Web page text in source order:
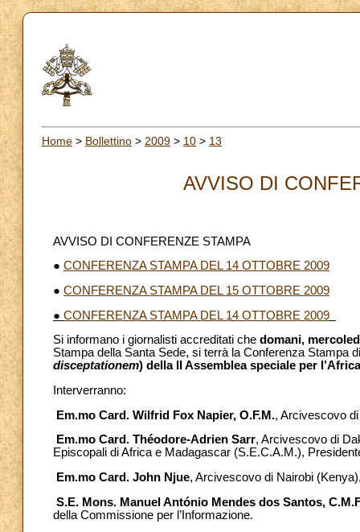
Home > Bollettino > 2009 > 10 > 13
AVVISO DI
AVVISO DI CONFERENZE STAMPA
● CONFERENZA STAMPA DEL 14 OTTOBRE 2009
● CONFERENZA STAMPA DEL 15 OTTOBRE 2009
● CONFERENZA STAMPA DEL 14 OTTOBRE 2009
Si informano i giornalisti accreditati che domani,
Stampa della Santa Sede, si terrà la Conferenza Stampa
disceptationem) della II Assemblea speciale per
Interverranno:
Em.mo Card. Wilfrid Fox Napier, O.F.M., Arcivescovo
Em.mo Card. Théodore-Adrien Sarr, Arcivescovo di
Episcopali di Africa e Madagascar (S.E.C.A.M.),
Em.mo Card. John Njue, Arcivescovo di Nairobi
S.E. Mons. Manuel António Mendes dos Santos,
della Commissione per l’Informazione.